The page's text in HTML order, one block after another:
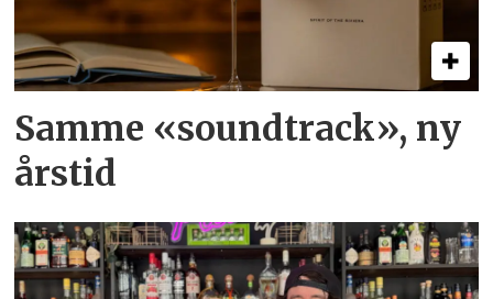
Samme «soundtrack», ny
årstid